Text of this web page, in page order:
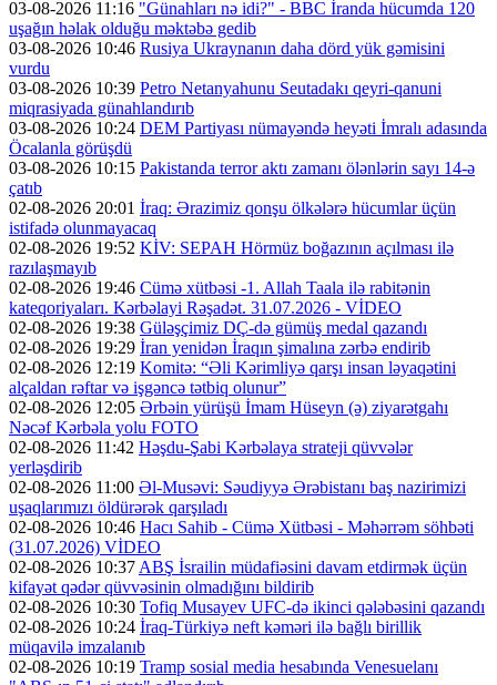
03-08-2026 11:16 "Günahları nə idi?" - BBC İranda hücumda 120
uşağın həlak olduğu məktəbə gedib
03-08-2026 10:46 Rusiya Ukraynanın daha dörd yük gəmisini
vurdu
03-08-2026 10:39 Petro Netanyahunu Seutadakı qeyri-qanuni
miqrasiyada günahlandırıb
03-08-2026 10:24 DEM Partiyası nümayəndə heyəti İmralı adasında
Öcalanla görüşdü
03-08-2026 10:15 Pakistanda terror aktı zamanı ölənlərin sayı 14-ə
çatıb
02-08-2026 20:01 İraq: Ərazimiz qonşu ölkələrə hücumlar üçün
istifadə olunmayacaq
02-08-2026 19:52 KİV: SEPAH Hörmüz boğazının açılması ilə
razılaşmayıb
02-08-2026 19:46 Cümə xütbəsi -1. Allah Taala ilə rabitənin
kateqoriyaları. Kərbəlayi Rəşadət. 31.07.2026 - VİDEO
02-08-2026 19:38 Güləşçimiz DÇ-də gümüş medal qazandı
02-08-2026 19:29 İran yenidən İraqın şimalına zərbə endirib
02-08-2026 12:19 Komitə: “Əli Kərimliyə qarşı insan ləyaqətini
alçaldan rəftar və işgəncə tətbiq olunur”
02-08-2026 12:05 Ərbəin yürüşü İmam Hüseyn (ə) ziyarətgahı
Nəcəf Kərbəla yolu FOTO
02-08-2026 11:42 Həşdu-Şabi Kərbəlaya strateji qüvvələr
yerləşdirib
02-08-2026 11:00 Əl-Musəvi: Səudiyyə Ərəbistanı baş nazirimizi
uşaqlarımızı öldürərək qarşıladı
02-08-2026 10:46 Hacı Sahib - Cümə Xütbəsi - Məhərrəm söhbəti
(31.07.2026) VİDEO
02-08-2026 10:37 ABŞ İsrailin müdafiəsini davam etdirmək üçün
kifayət qədər qüvvəsinin olmadığını bildirib
02-08-2026 10:30 Tofiq Musayev UFC-də ikinci qələbəsini qazandı
02-08-2026 10:24 İraq-Türkiyə neft kəməri ilə bağlı birillik
müqavilə imzalanıb
02-08-2026 10:19 Tramp sosial media hesabında Venesuelanı